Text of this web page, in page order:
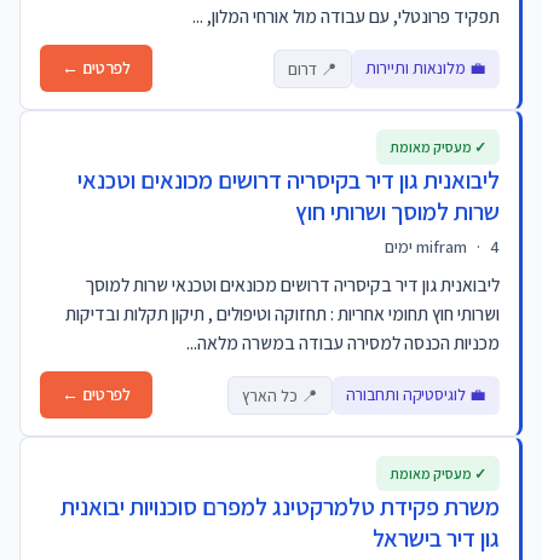
תפקיד פרונטלי, עם עבודה מול אורחי המלון, ...
💼 מלונאות ותיירות 📍 דרום לפרטים ←
ליבואנית גון דיר בקיסריה דרושים מכונאים וטכנאי
שרות למוסך ושרותי חוץ
mifram · 4 ימים
ליבואנית גון דיר בקיסריה דרושים מכונאים וטכנאי שרות למוסך
ושרותי חוץ תחומי אחריות : תחזוקה וטיפולים , תיקון תקלות ובדיקות
מכניות הכנסה למסירה עבודה במשרה מלאה...
💼 לוגיסטיקה ותחבורה 📍 כל הארץ לפרטים ←
✓ מעסיק מאומת
משרת פקידת טלמרקטינג למפרם סוכנויות יבואנית
גון דיר בישראל
✓ מעסיק מאומת